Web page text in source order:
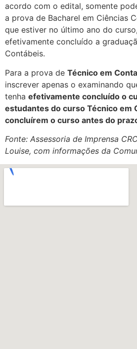
acordo com o edital, somente
a prova de Bacharel em Ciências
que estiver no último ano do
efetivamente concluído a
Contábeis.
Para a prova de Técnico em
inscrever apenas o examinando
tenha efetivamente concluído o
estudantes do curso Técnico em
concluírem o curso antes do
Fonte: Assessoria de Imprensa
Louise, com informações da